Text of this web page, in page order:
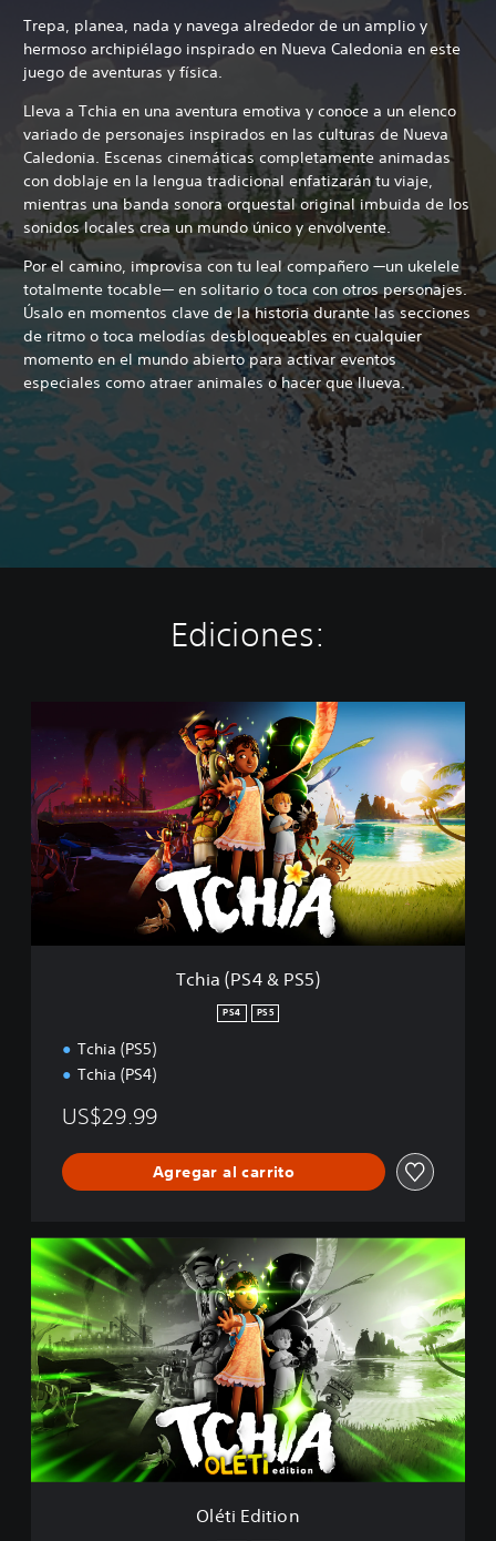
Trepa, planea, nada y navega alrededor de un amplio y
hermoso archipiélago inspirado en Nueva Caledonia en este
juego de aventuras y física.
Lleva a Tchia en una aventura emotiva y conoce a un elenco
variado de personajes inspirados en las culturas de Nueva
Caledonia. Escenas cinemáticas completamente animadas
con doblaje en la lengua tradicional enfatizarán tu viaje,
mientras una banda sonora orquestal original imbuida de los
sonidos locales crea un mundo único y envolvente.
Por el camino, improvisa con tu leal compañero —un ukelele
totalmente tocable— en solitario o toca con otros personajes.
Úsalo en momentos clave de la historia durante las secciones
de ritmo o toca melodías desbloqueables en cualquier
momento en el mundo abierto para activar eventos
especiales como atraer animales o hacer que llueva.
Ediciones:
i
a
P
S
4
&
S
Tchia (PS4 & PS5)
PS4 PS5
Tchia (PS5)
Tchia (PS4)
US$29.99
Agregar al carrito
O
l
é
t
i
E
d
i
t
i
o
n
Oléti Edition